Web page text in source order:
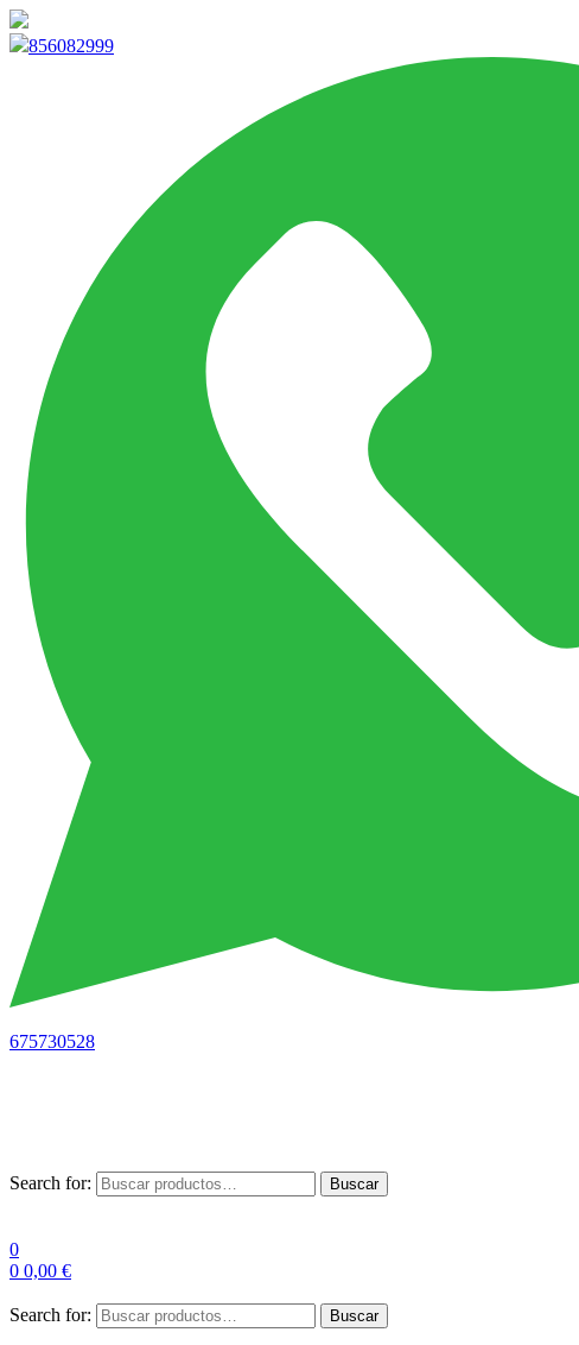
856082999
675730528
Search for: Buscar
0
0 0,00 €
Search for: Buscar